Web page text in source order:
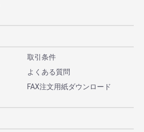
取引条件
よくある質問
FAX注文用紙ダウンロード